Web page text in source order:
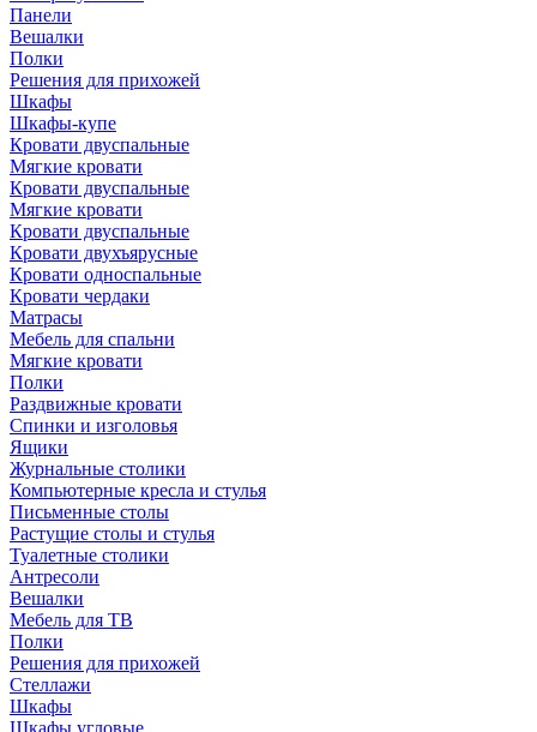
Панели
Вешалки
Полки
Решения для прихожей
Шкафы
Шкафы-купе
Кровати двуспальные
Мягкие кровати
Кровати двуспальные
Мягкие кровати
Кровати двуспальные
Кровати двухъярусные
Кровати односпальные
Кровати чердаки
Матрасы
Мебель для спальни
Мягкие кровати
Полки
Раздвижные кровати
Спинки и изголовья
Ящики
Журнальные столики
Компьютерные кресла и стулья
Письменные столы
Растущие столы и стулья
Туалетные столики
Антресоли
Вешалки
Мебель для ТВ
Полки
Решения для прихожей
Стеллажи
Шкафы
Шкафы угловые